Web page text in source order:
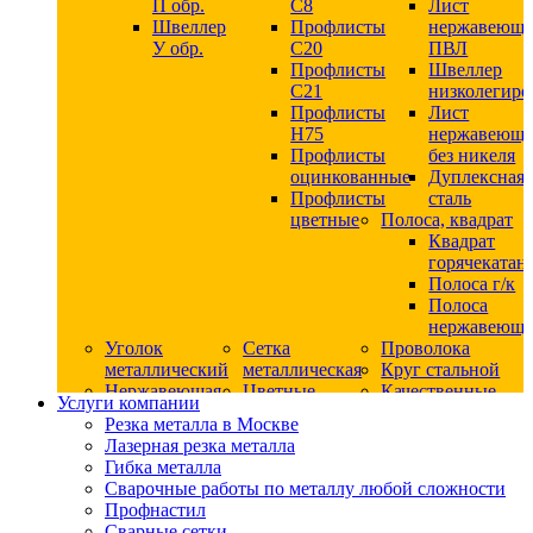
П обр.
Швеллер
У обр.
С8
Профлисты
С20
Профлисты
C21
Профлисты
Н75
Профлисты
оцинкованные
Профлисты
цветные
Лист
ПВЛ
Швеллер
Лист
без никеля
Дуплексная
сталь
Полоса, квадрат
Квадрат
Полоса г/к
Полоса
Уголок
металлический
Сетка
металлическая
Проволока
Круг стальной
Нержавеющая
сталь
Квадрат
нержавеющий
никельсодержащий
Круг
нержавеющий
Цветные
Шестигранник
дюралевый
дюралевый
Качественные
Услуги компании
Резка металла в Москве
Лазерная резка металла
Гибка металла
Сварочные работы по металлу любой сложности
Профнастил